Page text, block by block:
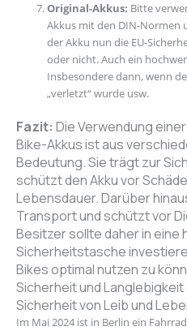
Original-Akkus: Bitte
Akkus mit den DIN-Normen
der Akku nun die EU-
oder nicht. Auch ein
Insbesondere dann, wenn
„verletzt“ wurde usw.
Fazit: Die Verwendung
Bike-Akkus ist aus
Bedeutung. Sie trägt zur
schützt den Akku vor
Lebensdauer. Darüber
Transport und schützt vor
Besitzer sollte daher in eine
Sicherheitstasche
Bikes optimal nutzen zu
Sicherheit und Langlebigkeit
Sicherheit von Leib und
Im Mai 2024 ist in Berlin ein